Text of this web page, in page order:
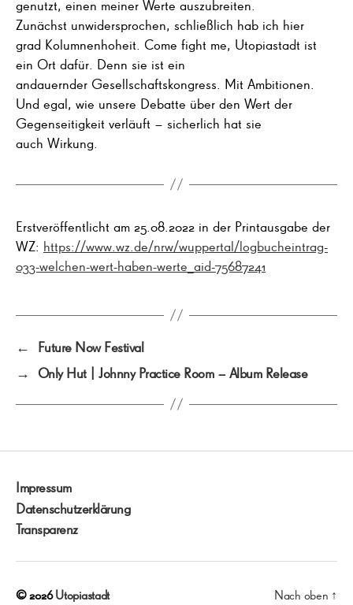
genutzt, einen meiner Werte auszubreiten.
Zunächst unwidersprochen, schließlich hab ich hier
grad Kolumnenhoheit. Come fight me, Utopiastadt ist
ein Ort dafür. Denn sie ist ein
andauernder Gesellschaftskongress. Mit Ambitionen.
Und egal, wie unsere Debatte über den Wert der
Gegenseitigkeit verläuft – sicherlich hat sie
auch Wirkung.
Erstveröffentlicht am 25.08.2022 in der Printausgabe der
WZ: https://www.wz.de/nrw/wuppertal/logbucheintrag-
033-welchen-wert-haben-werte_aid-75687241
←
Future Now Festival
→
Only Hut | Johnny Practice Room – Album Release
Impressum
Datenschutzerklärung
Transparenz
© 2026Utopiastadt Nach oben ↑